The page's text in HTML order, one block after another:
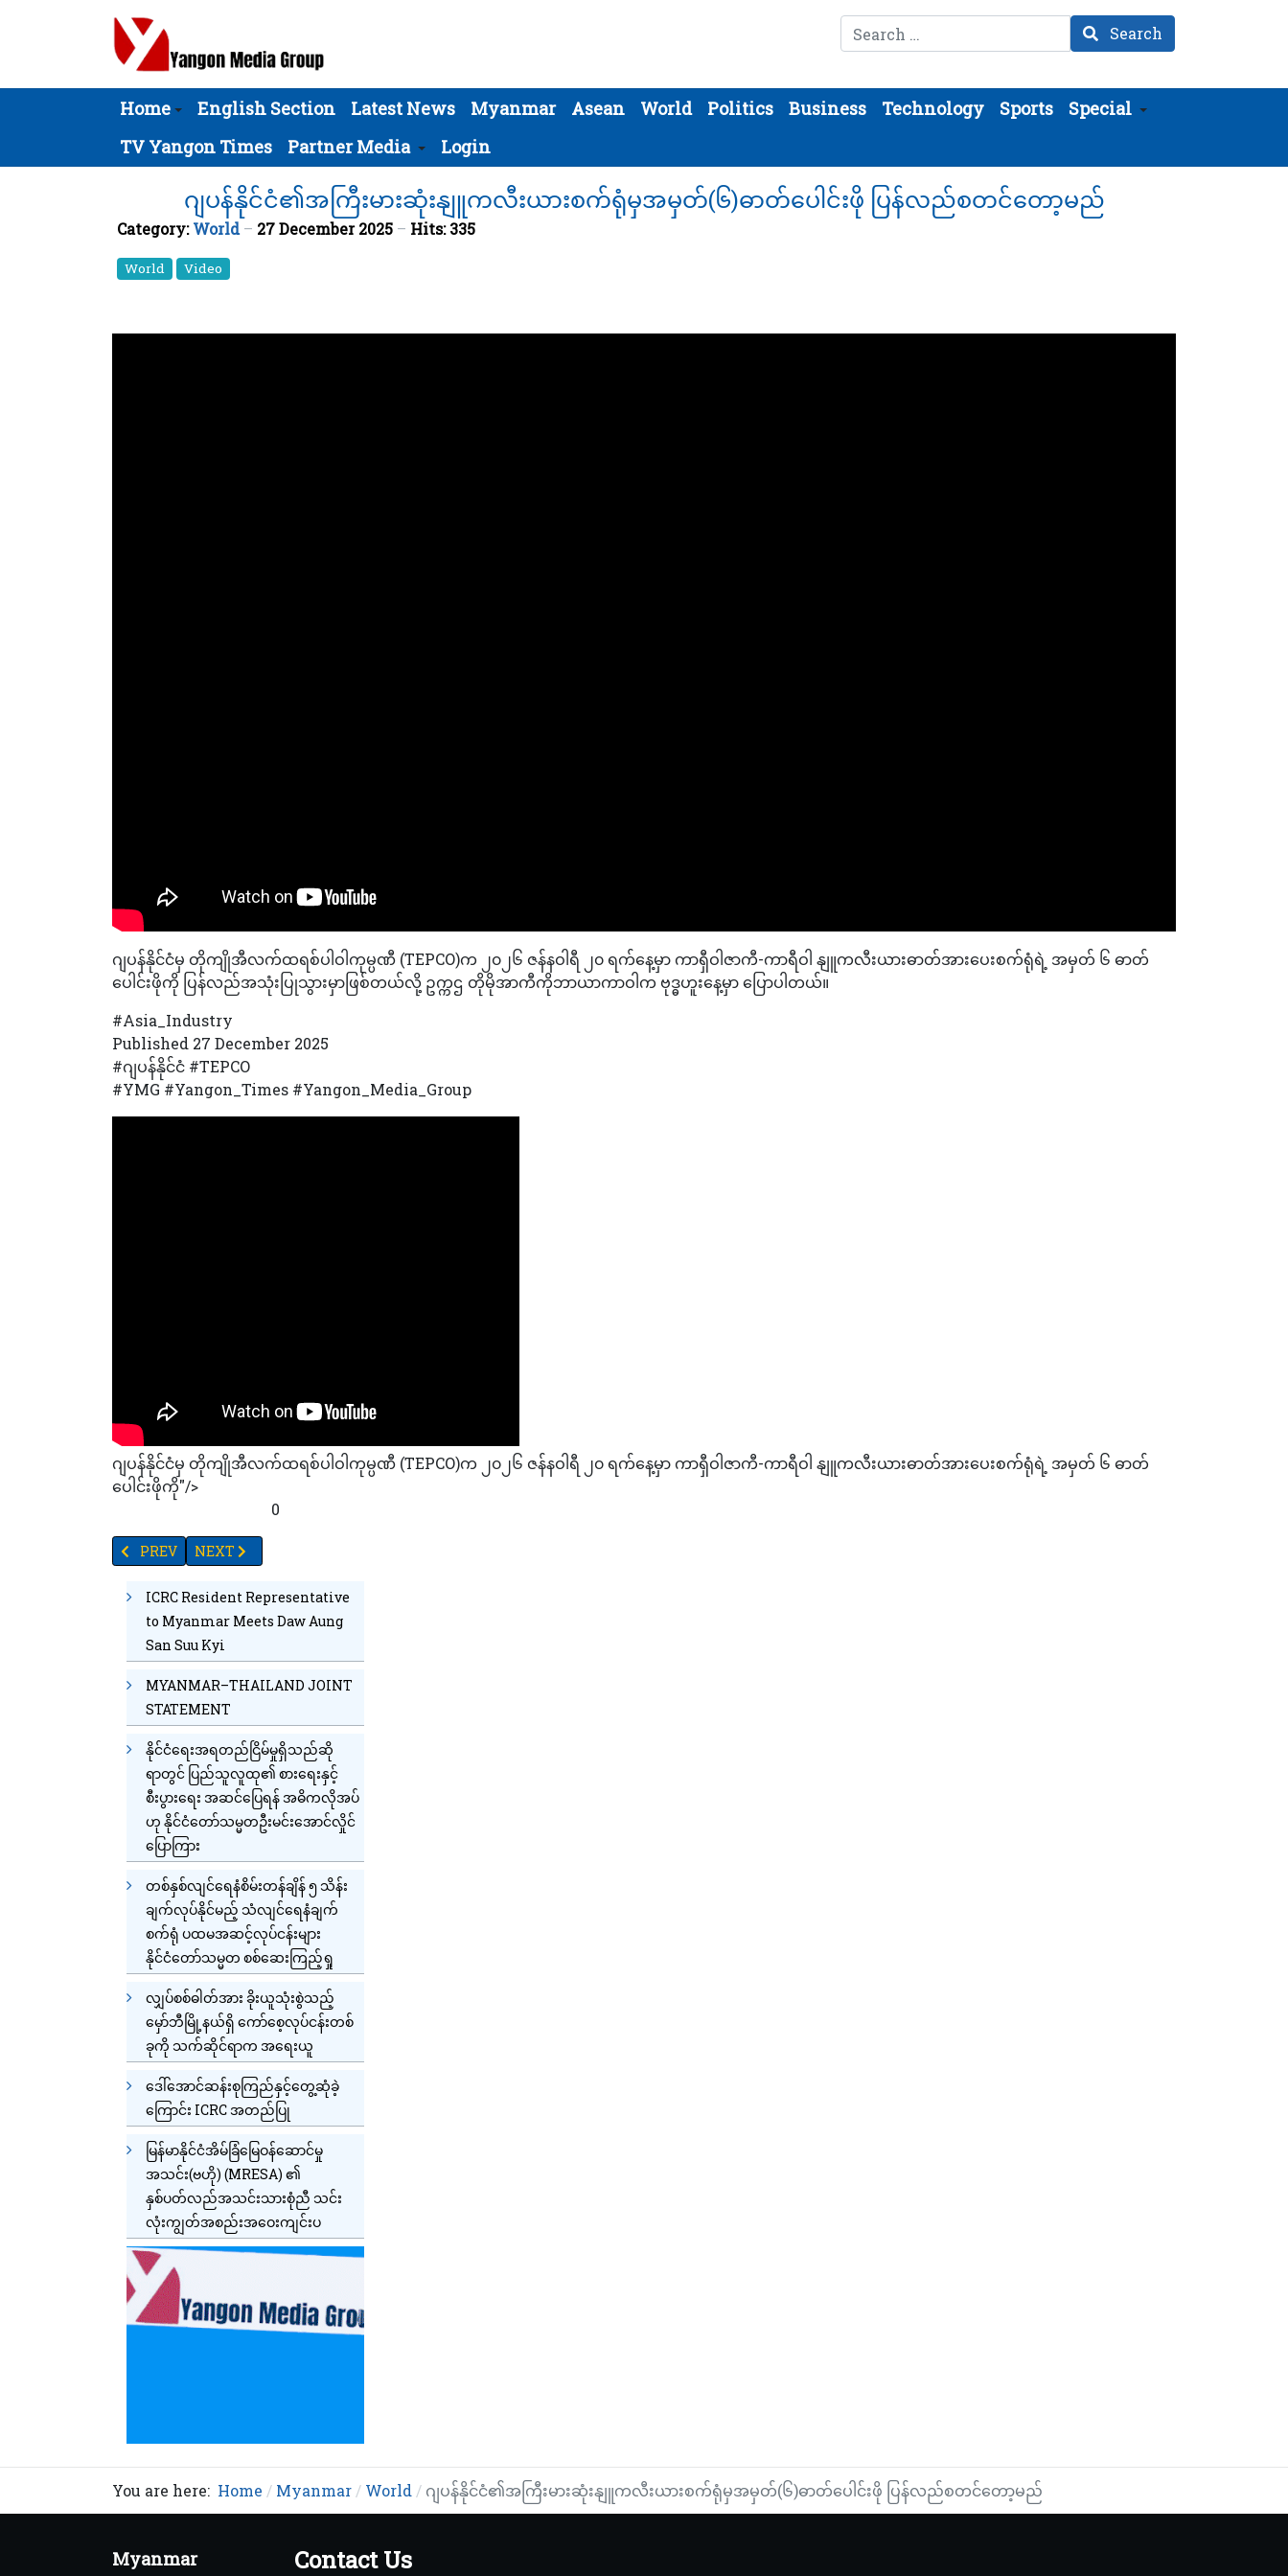
Search Search
Home English Section Latest News Myanmar Asean World Politics Business Technology Sports
Special
TV Yangon Times
Partner Media Login
ဂျပန်နိုင်ငံ၏အကြီးမားဆုံးနျူကလီးယားစက်ရုံမှအမှတ်(၆)ဓာတ်ပေါင်းဖို ပြန်လည်စတင်တော့မည်
Category:World 27 December 2025 Hits: 335
World Video
ဂျပန်နိုင်ငံမှ တိုကျိုအီလက်ထရစ်ပါဝါကုမ္ပဏီ (TEPCO)က ၂၀၂၆ ဇန်နဝါရီ ၂၀ ရက်နေ့မှာ ကာရှီဝါဇာကီ-ကာရီဝါ နျူကလီးယားဓာတ်အားပေးစက်ရုံရဲ့ အမှတ် ၆ ဓာတ်
ပေါင်းဖိုကို ပြန်လည်အသုံးပြုသွားမှာဖြစ်တယ်လို့ ဥက္ကဌ တိုမိုအာကီကိုဘာယာကာဝါက ဗုဒ္ဓဟူးနေ့မှာ ပြောပါတယ်။
#Asia_Industry
Published 27 December 2025
#ဂျပန်နိုင်ငံ #TEPCO
#YMG #Yangon_Times #Yangon_Media_Group
ဂျပန်နိုင်ငံမှ တိုကျိုအီလက်ထရစ်ပါဝါကုမ္ပဏီ (TEPCO)က ၂၀၂၆ ဇန်နဝါရီ ၂၀ ရက်နေ့မှာ ကာရှီဝါဇာကီ-ကာရီဝါ နျူကလီးယားဓာတ်အားပေးစက်ရုံရဲ့ အမှတ် ၆ ဓာတ်
ပေါင်းဖိုကို"/>
0
PREVIOUS ARTICLE: အသုံးများသောသကြားအစားထိုးအမှုန့်နဲ့အသည်းရောဂါဆက်စပ်မှုအား သိပ္ပံပညာရှင်များလေ့လာ
PREV NEXT ARTICLE: တနင်္ဂနွေနေ့၌ထရမ့်နှင့်နယ်မြေ၊လုံခြုံရေးအာမခံချက်များအကြောင်း ဇယ်လန်စကီဆွေးနွေးမည်
NEXT
ICRC Resident Representative
to Myanmar Meets Daw Aung
San Suu Kyi
MYANMAR–THAILAND JOINT
STATEMENT
နိုင်ငံရေးအရတည်ငြိမ်မှုရှိသည်ဆို
ရာတွင် ပြည်သူလူထု၏ စားရေးနှင့်
စီးပွားရေး အဆင်ပြေရန် အဓိကလိုအပ်
ဟု နိုင်ငံတော်သမ္မတဦးမင်းအောင်လှိုင်
ပြောကြား
တစ်နှစ်လျင်ရေနံစိမ်းတန်ချိန် ၅ သိန်း
ချက်လုပ်နိုင်မည့် သံလျင်ရေနံချက်
စက်ရုံ ပထမအဆင့်လုပ်ငန်းများ
နိုင်ငံတော်သမ္မတ စစ်ဆေးကြည့်ရှု
လျှပ်စစ်ဓါတ်အား ခိုးယူသုံးစွဲသည့်
မှော်ဘီမြို့နယ်ရှိ ကော်စေ့လုပ်ငန်းတစ်
ခုကို သက်ဆိုင်ရာက အရေးယူ
ဒေါ်အောင်ဆန်းစုကြည်နှင့်တွေ့ဆုံခဲ့
ကြောင်း ICRC အတည်ပြု
မြန်မာနိုင်ငံအိမ်ခြံမြေဝန်ဆောင်မှု
အသင်း(ဗဟို) (MRESA) ၏
နှစ်ပတ်လည်အသင်းသားစုံညီ သင်း
လုံးကျွတ်အစည်းအဝေးကျင်းပ
You are here: Home Myanmar World ဂျပန်နိုင်ငံ၏အကြီးမားဆုံးနျူကလီးယားစက်ရုံမှအမှတ်(၆)ဓာတ်ပေါင်းဖို ပြန်လည်စတင်တော့မည်
Myanmar Contact Us